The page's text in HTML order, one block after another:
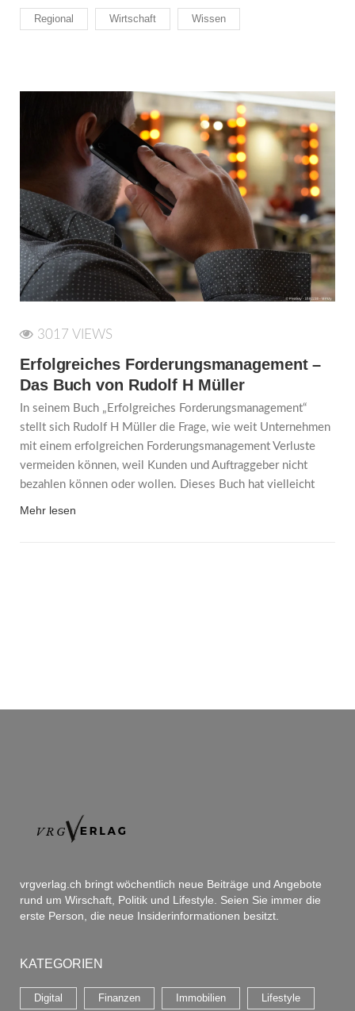
Regional Wirtschaft Wissen
3017 VIEWS
Erfolgreiches Forderungsmanagement –
Das Buch von Rudolf H Müller
In seinem Buch „Erfolgreiches Forderungsmanagement“
stellt sich Rudolf H Müller die Frage, wie weit Unternehmen
mit einem erfolgreichen Forderungsmanagement Verluste
vermeiden können, weil Kunden und Auftraggeber nicht
bezahlen können oder wollen. Dieses Buch hat vielleicht
Mehr lesen
vrgverlag.ch bringt wöchentlich neue Beiträge und Angebote
rund um Wirschaft, Politik und Lifestyle. Seien Sie immer die
erste Person, die neue Insiderinformationen besitzt.
KATEGORIEN
Digital Finanzen Immobilien Lifestyle